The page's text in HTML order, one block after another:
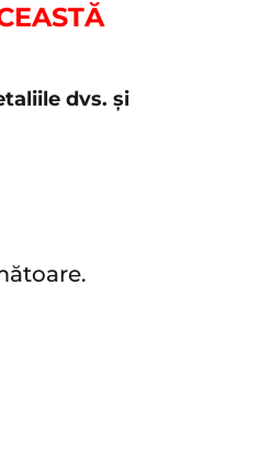
dvs. și